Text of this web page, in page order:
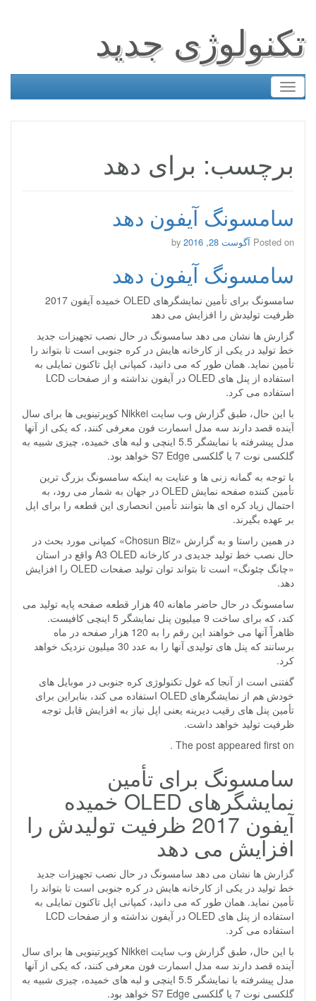
تکنولوژی جدید
Toggle
navigation
برچسب: برای دهد
سامسونگ آیفون دهد
Posted on آگوست 28, 2016
سامسونگ آیفون دهد
سامسونگ برای تأمین نمایشگرهای OLED خمیده آیفون 2017
ظرفیت تولیدش را افزایش می دهد
گزارش ها نشان می دهد سامسونگ در حال نصب تجهیزات جدید
خط تولید در یکی از کارخانه هایش در کره جنوبی است تا بتواند را
تأمین نماید. همان طور که می دانید، کمپانی اپل تاکنون تمایلی به
استفاده از پنل های OLED در آیفون نداشته و از صفحات LCD
استفاده می کرد.
با این حال، طبق گزارش وب سایت Nikkei کوپرتینویی ها برای سال
آینده قصد دارند سه مدل اسمارت فون معرفی کنند، که یکی از آنها
مدل پیشرفته با نمایشگر 5.5 اینچی و لبه های خمیده، چیزی شبیه به
گلکسی نوت 7 یا گلکسی S7 Edge خواهد بود.
با توجه به گمانه زنی ها و عنایت به اینکه سامسونگ بزرگ ترین
تأمین کننده صفحه نمایش OLED در جهان به شمار می رود، به
احتمال زیاد کره ای ها بتوانند تأمین انحصاری این قطعه را برای اپل
بر عهده بگیرند.
در همین راستا و به گزارش «Chosun Biz» کمپانی مورد بحث در
حال نصب خط تولید جدیدی در کارخانه A3 OLED واقع در استان
«چانگ چئونگ» است تا بتواند توان تولید صفحات OLED را افزایش
دهد.
سامسونگ در حال حاضر ماهانه 40 هزار قطعه صفحه پایه تولید می
کند، که برای ساخت 9 میلیون پنل نمایشگر 5 اینچی کافیست.
ظاهراً آنها می خواهند این رقم را به 120 هزار صفحه در ماه
برسانند که پنل های تولیدی آنها را به عدد 30 میلیون نزدیک خواهد
کرد.
گفتنی است از آنجا که غول تکنولوژی کره جنوبی در موبایل های
خودش هم از نمایشگرهای OLED استفاده می کند، بنابراین برای
تأمین پنل های رقیب دیرینه یعنی اپل نیاز به افزایش قابل توجه
ظرفیت تولید خواهد داشت.
The post appeared first on .
سامسونگ برای تأمین
نمایشگرهای OLED خمیده
آیفون 2017 ظرفیت تولیدش را
افزایش می دهد
گزارش ها نشان می دهد سامسونگ در حال نصب تجهیزات جدید
خط تولید در یکی از کارخانه هایش در کره جنوبی است تا بتواند را
تأمین نماید. همان طور که می دانید، کمپانی اپل تاکنون تمایلی به
استفاده از پنل های OLED در آیفون نداشته و از صفحات LCD
استفاده می کرد.
با این حال، طبق گزارش وب سایت Nikkei کوپرتینویی ها برای سال
آینده قصد دارند سه مدل اسمارت فون معرفی کنند، که یکی از آنها
مدل پیشرفته با نمایشگر 5.5 اینچی و لبه های خمیده، چیزی شبیه به
گلکسی نوت 7 یا گلکسی S7 Edge خواهد بود.